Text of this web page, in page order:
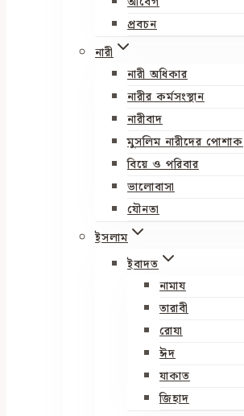
প্রবচন
নারী
নারী অধিকার
নারীর কর্মসংস্থান
নারীবাদ
মুসলিম নারীদের পোশাক
বিয়ে ও পরিবার
ভালোবাসা
যৌনতা
ইসলাম
ইবাদত
নামায
তারাবী
রোযা
ঈদ
যাকাত
জিহাদ